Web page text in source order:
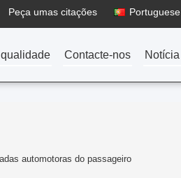
Peça umas citações Portuguese
Contacte-nos Notícia
automotoras do passageiro